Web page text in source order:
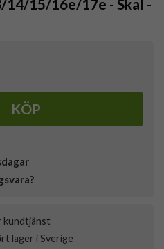
15/16e/17e - Skal -
KÖP
kundtjänst
lager i Sverige